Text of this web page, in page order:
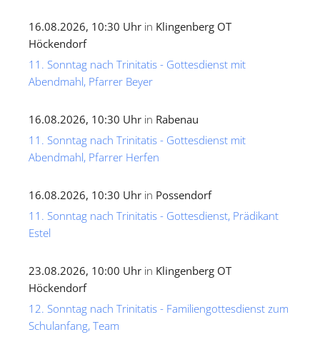
16.08.2026, 10:30 Uhr in Klingenberg OT
Höckendorf
11. Sonntag nach Trinitatis - Gottesdienst mit
Abendmahl, Pfarrer Beyer
16.08.2026, 10:30 Uhr in Rabenau
11. Sonntag nach Trinitatis - Gottesdienst mit
Abendmahl, Pfarrer Herfen
16.08.2026, 10:30 Uhr in Possendorf
11. Sonntag nach Trinitatis - Gottesdienst, Prädikant
Estel
23.08.2026, 10:00 Uhr in Klingenberg OT
Höckendorf
12. Sonntag nach Trinitatis - Familiengottesdienst zum
Schulanfang, Team